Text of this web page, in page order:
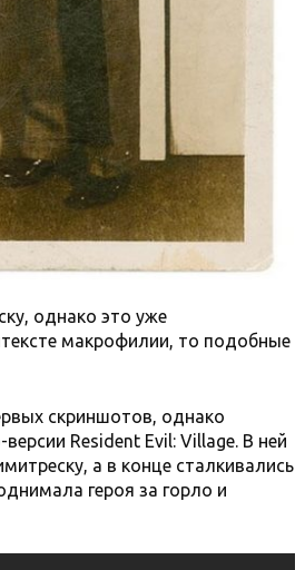
однако это уже
макрофилии, то подобные
скриншотов, однако
Resident Evil: Village. В ней
а в конце сталкивались
героя за горло и